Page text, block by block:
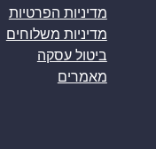
מדיניות הפרטיות
מדיניות משלוחים
ביטול עסקה
מאמרים